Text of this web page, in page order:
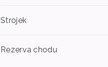
Strojek
Rezerva chodu